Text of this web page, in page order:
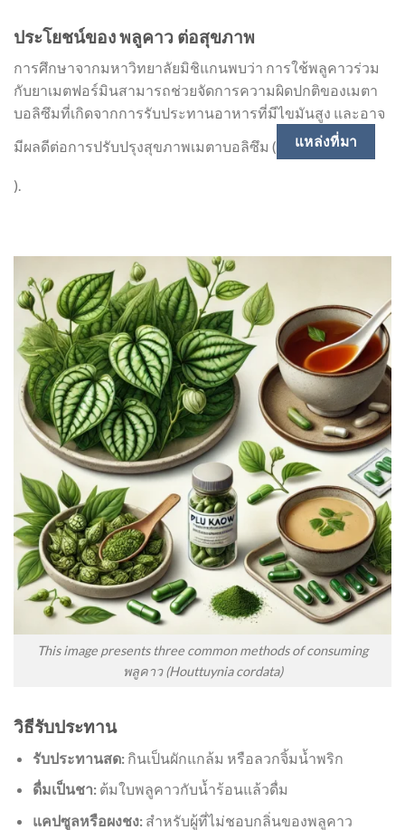
ประโยชน์ของ พลูคาว ต่อสุขภาพ
การศึกษาจากมหาวิทยาลัยมิชิแกนพบว่า การใช้พลูคาวร่วม
กับยาเมตฟอร์มินสามารถช่วยจัดการความผิดปกติของเมตา
บอลิซึมที่เกิดจากการรับประทานอาหารที่มีไขมันสูง และอาจ
มีผลดีต่อการปรับปรุงสุขภาพเมตาบอลิซึม (
แหล่งที่มา
).
This image presents three common methods of consuming
พลูคาว (Houttuynia cordata)
วิธีรับประทาน
รับประทานสด:กินเป็นผักแกล้ม หรือลวกจิ้มน้ำพริก
ดื่มเป็นชา:ต้มใบพลูคาวกับน้ำร้อนแล้วดื่ม
แคปซูลหรือผงชง:สำหรับผู้ที่ไม่ชอบกลิ่นของพลูคาว